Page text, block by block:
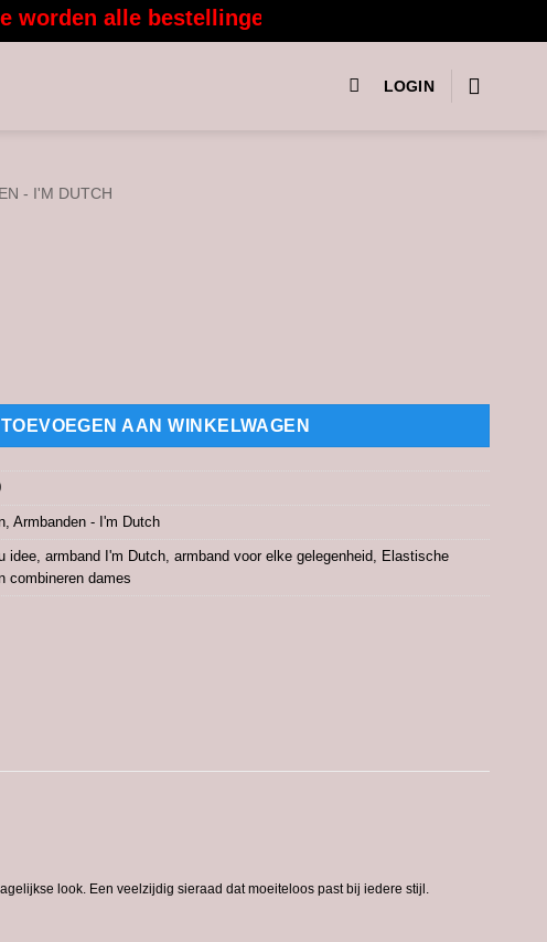
alle bestellingen vanaf 3 augustus weer met
LOGIN
- I'M DUTCH
TOEVOEGEN AAN WINKELWAGEN
Armbanden - I'm Dutch
idee armband I'm Dutch armband voor elke gelegenheid Elastische
combineren dames
look. Een veelzijdig sieraad dat moeiteloos past bij iedere stijl.